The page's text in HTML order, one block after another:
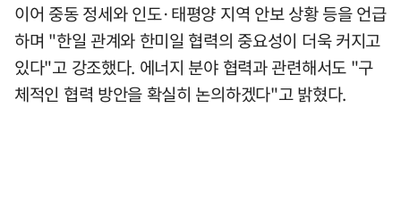
이어 중동 정세와 인도·태평양 지역 안보 상황 등을 언급
하며 "한일 관계와 한미일 협력의 중요성이 더욱 커지고
있다"고 강조했다. 에너지 분야 협력과 관련해서도 "구
체적인 협력 방안을 확실히 논의하겠다"고 밝혔다.